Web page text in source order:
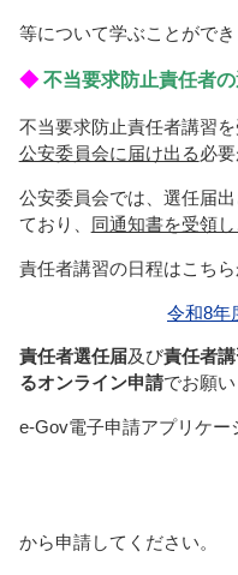
等について学ぶことができ
◆ 不当要求防止責任者
不当要求防止責任者講習
公安委員会に届け出る必要
公安委員会では、選任届
ており、
同通知書を受領
責任者講習の日程はこちら
令和8年
責任者選任届及び責任者
るオンライン申請でお願い
e-Gov電子申請アプリケー
から申請してください。